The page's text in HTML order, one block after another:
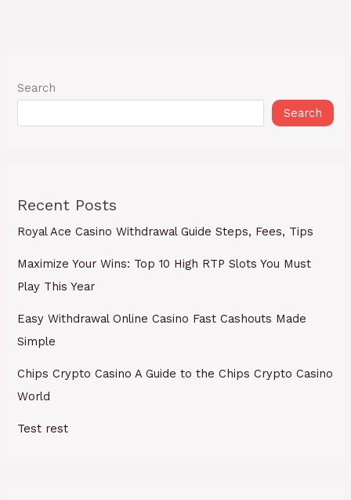
Search
Search
Recent Posts
Royal Ace Casino Withdrawal Guide Steps, Fees, Tips
Maximize Your Wins: Top 10 High RTP Slots You Must
Play This Year
Easy Withdrawal Online Casino Fast Cashouts Made
Simple
Chips Crypto Casino A Guide to the Chips Crypto Casino
World
Test rest